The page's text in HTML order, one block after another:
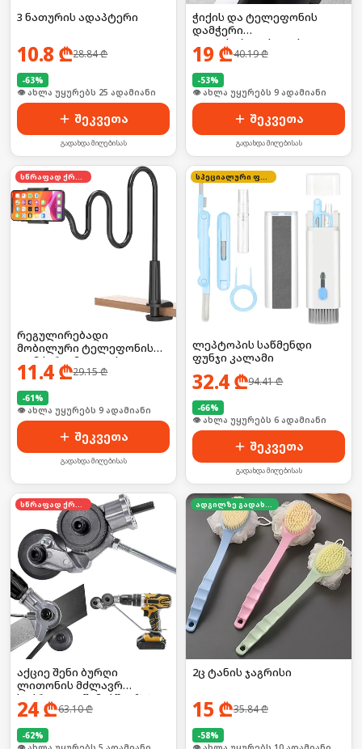
3 ნათურის ადაპტერი
10.8 ₾28.84₾
-63%
👁 ახლა უყურებს 25 ადამიანი
შეკვეთა
გადახდა მიღებისას
ჭიქის და ტელეფონის
დამჭერი
ველოსიპედისთვის
19 ₾40.19₾
-53%
🛒 ბოლო 24სთ-ში იყიდა 10-მა
შეკვეთა
გადახდა მიღებისას
სწრაფად ქრება
რეგულირებადი
მობილური ტელეფონის
დამჭერი, მაგიდის
სამაგრით
11.4₾29.15₾
-61%
🛒 ბოლო 24სთ-ში იყიდა 16-მა
შეკვეთა
გადახდა მიღებისას
სპეციალური ფასი
ლეპტოპის საწმენდი
ფუნჯი კალამი
32.4₾94.41₾
-66%
👁 ახლა უყურებს 6 ადამიანი
შეკვეთა
გადახდა მიღებისას
სწრაფად ქრება
აქციე შენი ბურღი
ლითონის მძლავრ
საჭრელად წამებში! 🛠️⚡
24₾63.10₾
-62%
ადგილზე გადახდა
2ც ტანის ჯაგრისი
15 ₾35.84₾
-58%